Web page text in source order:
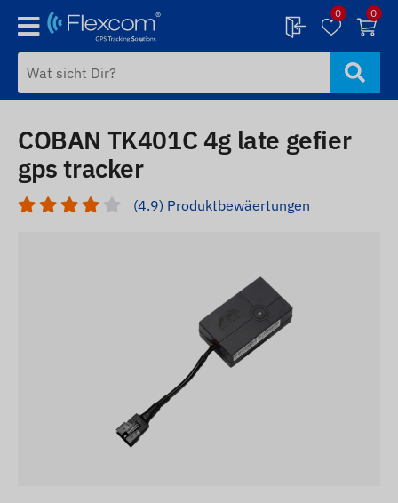
0 0
COBAN TK401C 4g late gefier
gps tracker
(4.9) Produktbewäertungen